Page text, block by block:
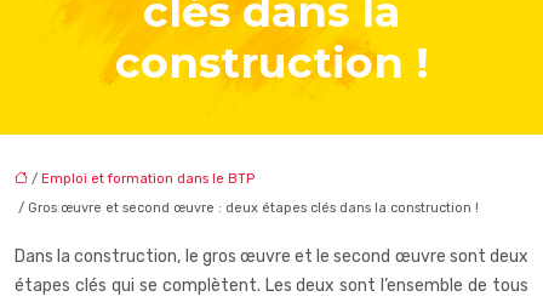
clés dans la
construction !
/ Emploi et formation dans le BTP
/ Gros œuvre et second œuvre : deux étapes clés dans la construction !
Dans la construction, le gros œuvre et le second œuvre sont deux
étapes clés qui se complètent. Les deux sont l’ensemble de tous